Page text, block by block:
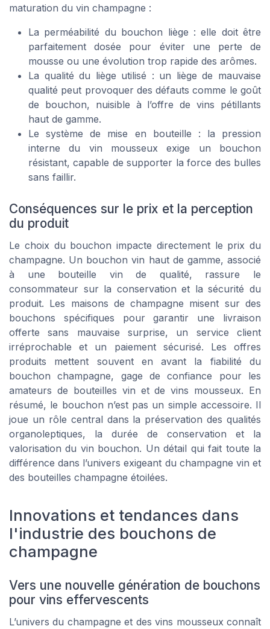
maturation du vin champagne :
La perméabilité du bouchon liège : elle doit être
parfaitement dosée pour éviter une perte de
mousse ou une évolution trop rapide des arômes.
La qualité du liège utilisé : un liège de mauvaise
qualité peut provoquer des défauts comme le goût
de bouchon, nuisible à l’offre de vins pétillants
haut de gamme.
Le système de mise en bouteille : la pression
interne du vin mousseux exige un bouchon
résistant, capable de supporter la force des bulles
sans faillir.
Conséquences sur le prix et la perception
du produit
Le choix du bouchon impacte directement le prix du
champagne. Un bouchon vin haut de gamme, associé
à une bouteille vin de qualité, rassure le
consommateur sur la conservation et la sécurité du
produit. Les maisons de champagne misent sur des
bouchons spécifiques pour garantir une livraison
offerte sans mauvaise surprise, un service client
irréprochable et un paiement sécurisé. Les offres
produits mettent souvent en avant la fiabilité du
bouchon champagne, gage de confiance pour les
amateurs de bouteilles vin et de vins mousseux. En
résumé, le bouchon n’est pas un simple accessoire. Il
joue un rôle central dans la préservation des qualités
organoleptiques, la durée de conservation et la
valorisation du vin bouchon. Un détail qui fait toute la
différence dans l’univers exigeant du champagne vin et
des bouteilles champagne étoilées.
Innovations et tendances dans
l'industrie des bouchons de
champagne
Vers une nouvelle génération de bouchons
pour vins effervescents
L’univers du champagne et des vins mousseux connaît